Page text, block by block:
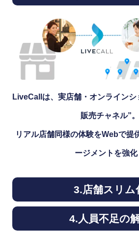
LiveCallは、実店舗・オンライン
販売チャネル”。
リアル店舗同様の体験をWebで提
ージメントを強化
3.店舗スリム
4.人員不足の